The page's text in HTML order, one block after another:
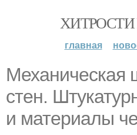
главная
Механическая
стен.
и материалы